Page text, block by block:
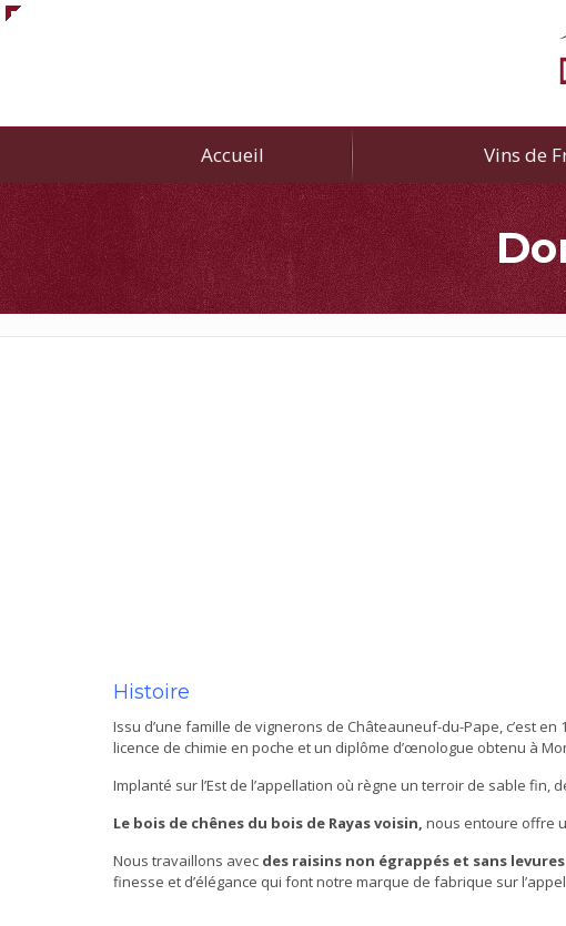
Accueil Vins de
Histoire
Issu d’une famille de vignerons de Châteauneuf-du-Pape, c’est en
licence de chimie en poche et un diplôme d’œnologue obtenu à
Implanté sur l’Est de l’appellation où règne un terroir de sable fin,
Le bois de chênes du bois de Rayas voisin, nous entoure offre
Nous travaillons avec des raisins non égrappés et sans
finesse et d’élégance qui font notre marque de fabrique sur